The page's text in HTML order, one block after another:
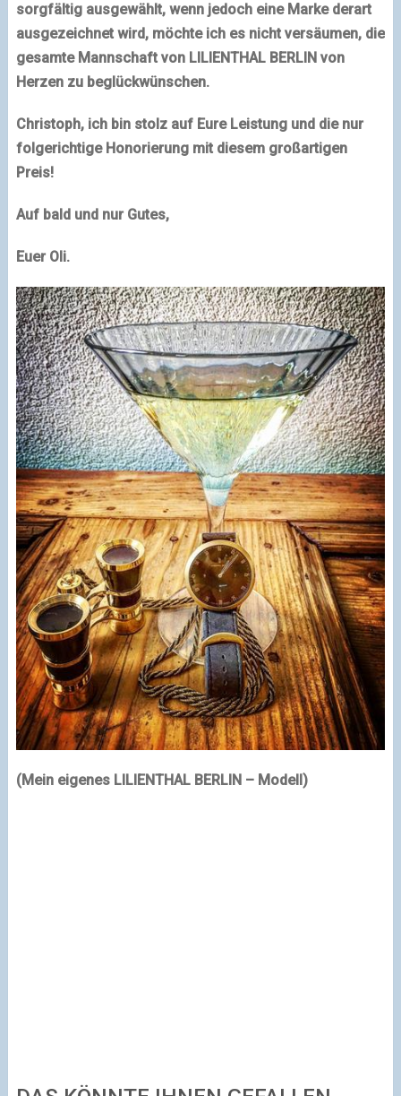
sorgfältig ausgewählt, wenn jedoch eine Marke derart
ausgezeichnet wird, möchte ich es nicht versäumen, die
gesamte Mannschaft von LILIENTHAL BERLIN von
Herzen zu beglückwünschen.
Christoph, ich bin stolz auf Eure Leistung und die nur
folgerichtige Honorierung mit diesem großartigen
Preis!
Auf bald und nur Gutes,
Euer Oli.
(Mein eigenes LILIENTHAL BERLIN – Modell)